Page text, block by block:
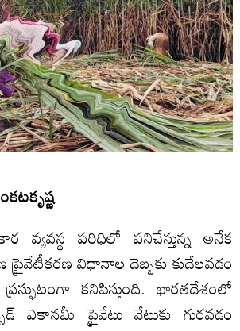
వ్యవస్థ పరిధిలో పనిచేస్తున్న అనేక
విధానాల దెబ్బకు కుదేలవడం
కనిపిస్తుంది. భారతదేశంలో
ఎకానమీ ప్రైవేటు వేటుకు గురవడం